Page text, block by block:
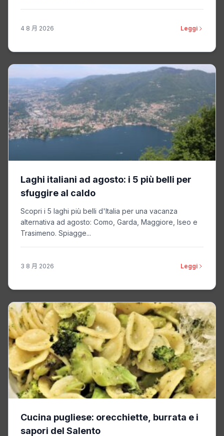
4 8 月 2026 Leggi
Laghi italiani ad agosto: i 5 più belli per
sfuggire al caldo
Scopri i 5 laghi più belli d'Italia per una vacanza
alternativa ad agosto: Como, Garda, Maggiore, Iseo e
Trasimeno. Spiagge...
3 8 月 2026 Leggi
Cucina pugliese: orecchiette, burrata e i
sapori del Salento